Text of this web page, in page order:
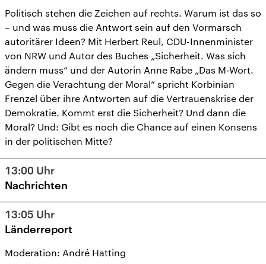
Politisch stehen die Zeichen auf rechts. Warum ist das so
– und was muss die Antwort sein auf den Vormarsch
autoritärer Ideen? Mit Herbert Reul, CDU-Innenminister
von NRW und Autor des Buches „Sicherheit. Was sich
ändern muss“ und der Autorin Anne Rabe „Das M-Wort.
Gegen die Verachtung der Moral“ spricht Korbinian
Frenzel über ihre Antworten auf die Vertrauenskrise der
Demokratie. Kommt erst die Sicherheit? Und dann die
Moral? Und: Gibt es noch die Chance auf einen Konsens
in der politischen Mitte?
13:00 Uhr
Nachrichten
13:05 Uhr
Länderreport
Moderation: André Hatting